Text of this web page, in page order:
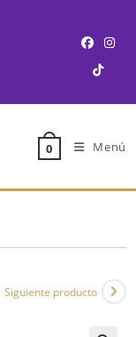
0 Menú
Siguiente producto